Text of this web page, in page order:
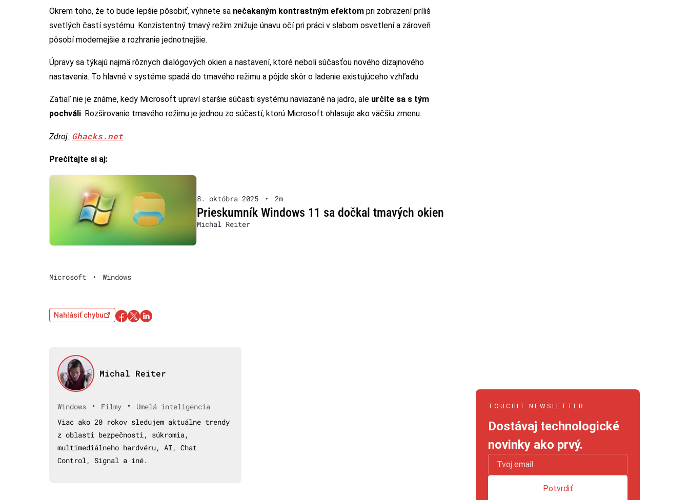
Okrem toho, že to bude lepšie pôsobiť, vyhnete sa nečakaným kontrastným efektom pri zobrazení príliš
svetlých častí systému. Konzistentný tmavý režim znižuje únavu očí pri práci v slabom osvetlení a zároveň
pôsobí modernejšie a rozhranie jednotnejšie.
Úpravy sa týkajú najmä rôznych dialógových okien a nastavení, ktoré neboli súčasťou nového dizajnového
nastavenia. To hlavné v systéme spadá do tmavého režimu a pôjde skôr o ladenie existujúceho vzhľadu.
Zatiaľ nie je známe, kedy Microsoft upraví staršie súčasti systému naviazané na jadro, ale určite sa s tým
pochváli. Rozširovanie tmavého režimu je jednou zo súčastí, ktorú Microsoft ohlasuje ako väčšiu zmenu.
Zdroj: Ghacks.net
Prečítajte si aj:
8. októbra 2025 • 2m
Prieskumník Windows 11 sa dočkal tmavých okien
Michal Reiter
Microsoft • Windows
Nahlásiť chybu
Michal Reiter
Windows • Filmy •
Umelá inteligencia
Viac ako 20 rokov sledujem aktuálne trendy
z oblasti bezpečnosti, súkromia,
multimediálneho hardvéru, AI, Chat
Control, Signal a iné.
TOUCHIT NEWSLETTER
Dostávaj technologické
novinky ako prvý.
Potvrdiť